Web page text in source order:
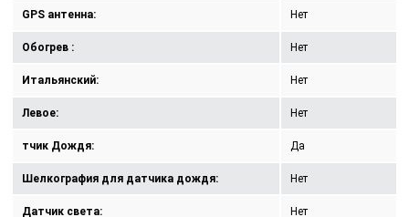
GPS антенна: Нет
Обогрев : Нет
Итальянский: Нет
Левое: Нет
тчик Дождя: Да
Шелкография для датчика дождя: Нет
Датчик света: Нет